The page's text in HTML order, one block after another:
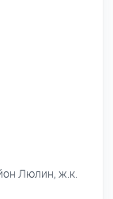
Люлин, ж.к.